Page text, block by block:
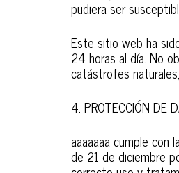
pudiera ser
Este sitio web ha
24 horas al día. No
catástrofes
4. PROTECCIÓN DE
aaaaaaa cumple
de 21 de diciembre